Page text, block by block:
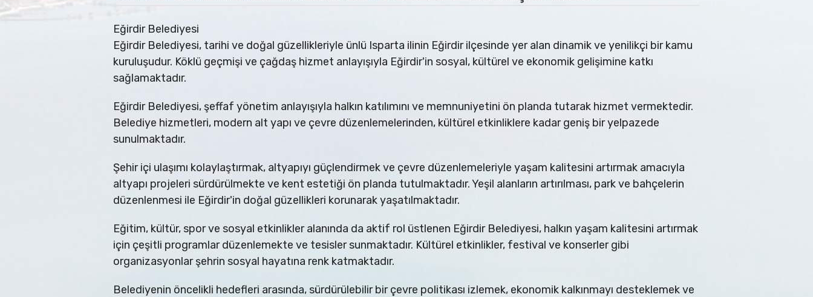
Eğirdir Belediyesi
Eğirdir Belediyesi, tarihi ve doğal güzellikleriyle ünlü Isparta ilinin Eğirdir ilçesinde yer alan dinamik ve yenilikçi bir kamu
kuruluşudur. Köklü geçmişi ve çağdaş hizmet anlayışıyla Eğirdir'in sosyal, kültürel ve ekonomik gelişimine katkı
sağlamaktadır.
Eğirdir Belediyesi, şeffaf yönetim anlayışıyla halkın katılımını ve memnuniyetini ön planda tutarak hizmet vermektedir.
Belediye hizmetleri, modern alt yapı ve çevre düzenlemelerinden, kültürel etkinliklere kadar geniş bir yelpazede
sunulmaktadır.
Şehir içi ulaşımı kolaylaştırmak, altyapıyı güçlendirmek ve çevre düzenlemeleriyle yaşam kalitesini artırmak amacıyla
altyapı projeleri sürdürülmekte ve kent estetiği ön planda tutulmaktadır. Yeşil alanların artırılması, park ve bahçelerin
düzenlenmesi ile Eğirdir'in doğal güzellikleri korunarak yaşatılmaktadır.
Eğitim, kültür, spor ve sosyal etkinlikler alanında da aktif rol üstlenen Eğirdir Belediyesi, halkın yaşam kalitesini artırmak
için çeşitli programlar düzenlemekte ve tesisler sunmaktadır. Kültürel etkinlikler, festival ve konserler gibi
organizasyonlar şehrin sosyal hayatına renk katmaktadır.
Belediyenin öncelikli hedefleri arasında, sürdürülebilir bir çevre politikası izlemek, ekonomik kalkınmayı desteklemek ve